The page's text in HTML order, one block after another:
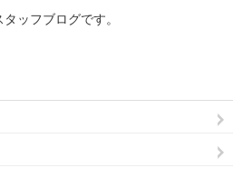
ッフブログです。